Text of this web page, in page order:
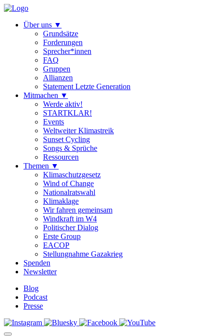
Über uns ▼
Grundsätze
Forderungen
Sprecher*innen
FAQ
Gruppen
Allianzen
Statement Letzte Generation
Mitmachen ▼
Werde aktiv!
STARTKLAR!
Events
Weltweiter Klimastreik
Sunset Cycling
Songs & Sprüche
Ressourcen
Themen ▼
Klimaschutzgesetz
Wind of Change
Nationalratswahl
Klimaklage
Wir fahren gemeinsam
Windkraft im W4
Politischer Dialog
Erste Group
EACOP
Stellungnahme Gazakrieg
Spenden
Newsletter
Blog
Podcast
Presse